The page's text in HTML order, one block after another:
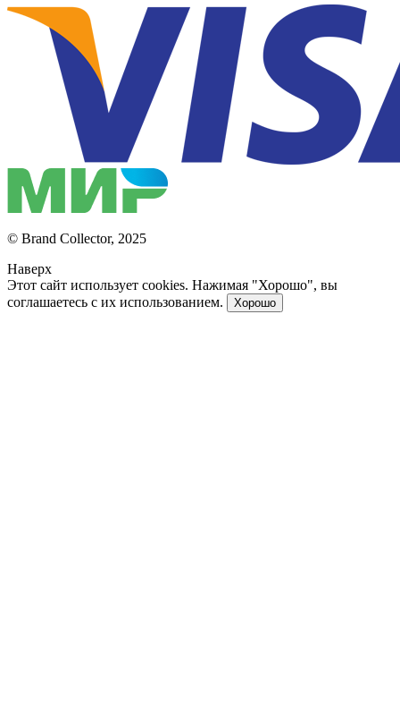
© Brand Collector, 2025
Наверх
Этот сайт использует cookies. Нажимая "Хорошо", вы
соглашаетесь с их использованием.
Хорошо